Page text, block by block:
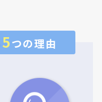
5つの理由